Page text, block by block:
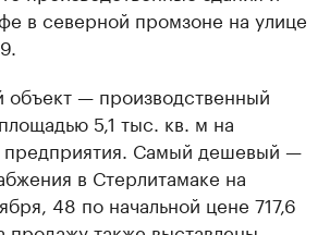
в северной промзоне на улице
— производственный
5,1 тыс. кв. м на
предприятия. Самый дешевый —
в Стерлитамаке на
48 по начальной цене 717,6